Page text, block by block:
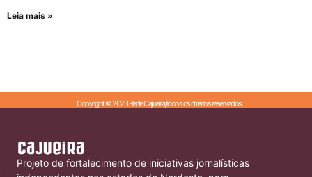
Leia mais »
Copyright © 2023 Rede Cajueira,todos os direitos reservados.
Projeto de fortalecimento de iniciativas jornalísticas